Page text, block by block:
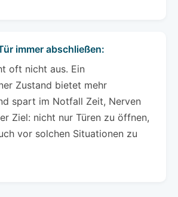
immer abschließen:
oft nicht aus. Ein
Zustand bietet mehr
spart im Notfall Zeit, Nerven
Ziel: nicht nur Türen zu öffnen,
vor solchen Situationen zu